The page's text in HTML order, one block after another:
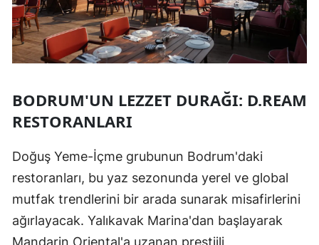
BODRUM'UN LEZZET DURAĞI: D.REAM
RESTORANLARI
Doğuş Yeme-İçme grubunun Bodrum'daki
restoranları, bu yaz sezonunda yerel ve global
mutfak trendlerini bir arada sunarak misafirlerini
ağırlayacak. Yalıkavak Marina'dan başlayarak
Mandarin Oriental'a uzanan prestijli